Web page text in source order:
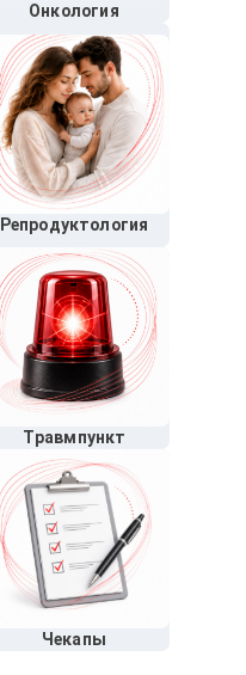
Онкология
Репродуктология
Травмпункт
Чекапы